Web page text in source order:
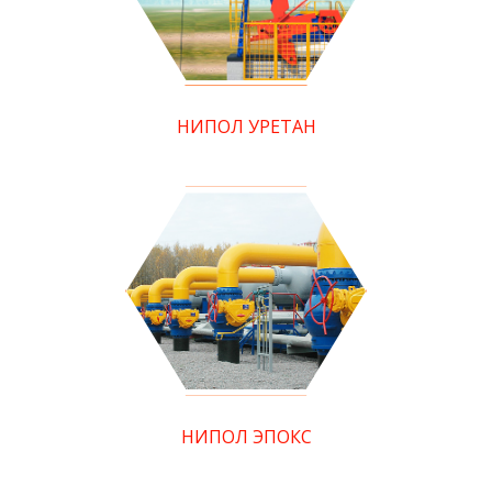
НИПОЛ УРЕТАН
НИПОЛ ЭПОКС